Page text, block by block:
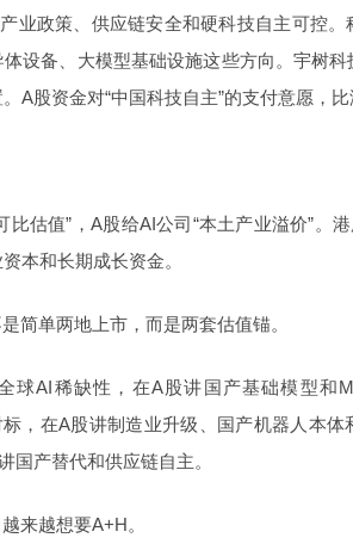
业政策、供应链安全和硬科技自主可控
体设备、大模型基础设施这些方向。宇树
A股资金对“中国科技自主”的支付意愿，
比估值”，A股给AI公司“本土产业溢价”。
本和长期成长资金。
简单两地上市，而是两套估值锚。
球AI稀缺性，在A股讲国产基础模型和
，在A股讲制造业升级、国产机器人本
国产替代和供应链自主。
来越想要A+H。